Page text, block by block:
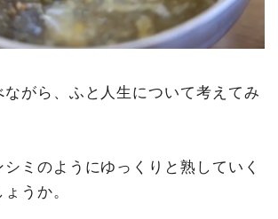
がら、ふと人生について考えてみ
ミのようにゆっくりと熟していく
うか。